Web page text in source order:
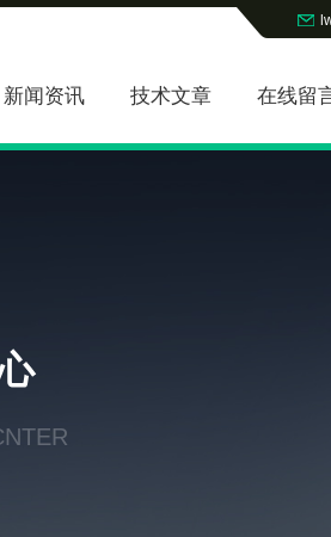
新闻资讯 技术文章 在线留